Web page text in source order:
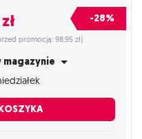
zł -28%
promocją: 98,95 zł)